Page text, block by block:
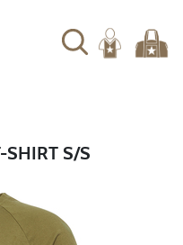
SHIRT S/S